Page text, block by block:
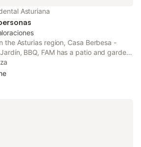
Asturiana
the Asturias region, Casa Berbesa -
BBQ, FAM has a patio and garden
access to a terrace, free private